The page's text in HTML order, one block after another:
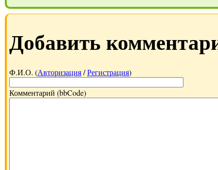
Добавить
Ф.И.О. (Авторизация/Регистрация)
Комментарий (bbCode)